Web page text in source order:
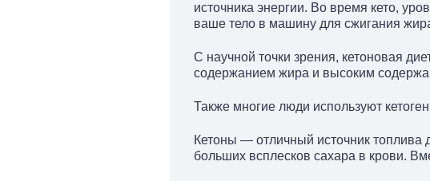
источника энергии. Во время кето,
ваше тело в машину для сжигания
С научной точки зрения, кетоновая
содержанием жира и высоким
Также многие люди используют
Кетоны — отличный источник топлива
больших всплесков сахара в крови.